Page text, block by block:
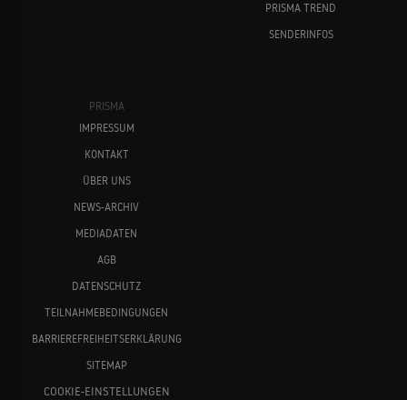
PRISMA TREND
SENDERINFOS
PRISMA
IMPRESSUM
KONTAKT
ÜBER UNS
NEWS-ARCHIV
MEDIADATEN
AGB
DATENSCHUTZ
TEILNAHMEBEDINGUNGEN
BARRIEREFREIHEITSERKLÄRUNG
SITEMAP
COOKIE-EINSTELLUNGEN